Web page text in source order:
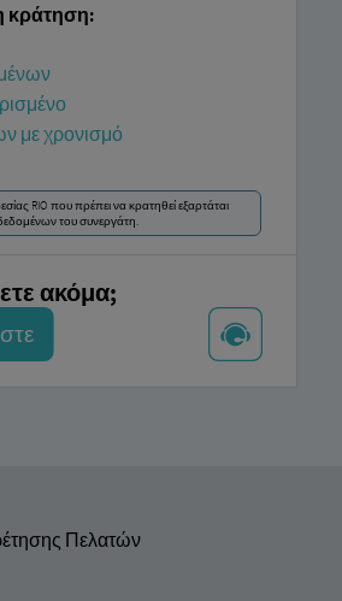
κράτηση:
με χρονισμό
RIO που πρέπει να κρατηθεί εξαρτάται
του συνεργάτη.
ακόμα;
Πελατών